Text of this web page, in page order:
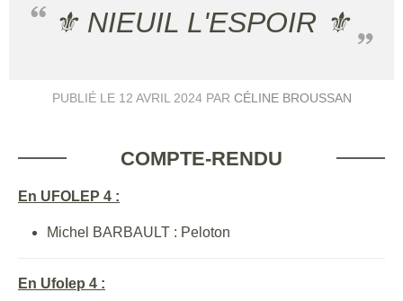
⚜️ NIEUIL L'ESPOIR ⚜️
PUBLIÉ LE 12 AVRIL 2024PAR CÉLINE BROUSSAN
COMPTE-RENDU
En UFOLEP 4 :
Michel BARBAULT : Peloton
En Ufolep 4 :